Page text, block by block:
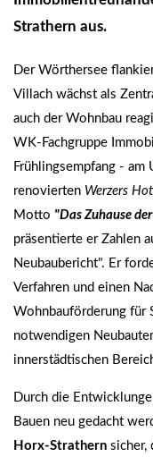
Strathern aus.
Der Wörthersee
Villach wächst als
auch der Wohnbau
WK-Fachgruppe
Frühlingsempfang -
renovierten Werzers
Motto "Das Zuhause
präsentierte er Zahlen
Neubaubericht". Er
Verfahren und einen
Wohnbauförderung für
notwendigen
innerstädtischen
Durch die
Bauen neu gedacht
Horx-Strathern sicher,